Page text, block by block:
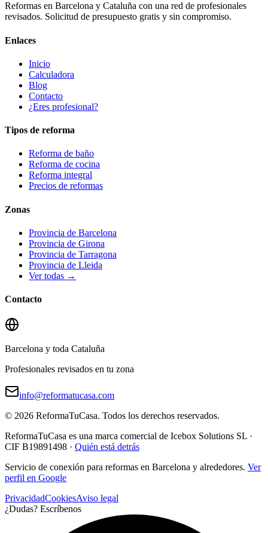
Reformas en Barcelona y Cataluña con una red de profesionales
revisados. Solicitud de presupuesto gratis y sin compromiso.
Enlaces
Inicio
Calculadora
Blog
Contacto
¿Eres profesional?
Tipos de reforma
Reforma de baño
Reforma de cocina
Reforma integral
Precios de reformas
Zonas
Provincia de Barcelona
Provincia de Girona
Provincia de Tarragona
Provincia de Lleida
Ver todas →
Contacto
Barcelona y toda Cataluña
Profesionales revisados en tu zona
info@reformatucasa.com
© 2026 ReformaTuCasa. Todos los derechos reservados.
ReformaTuCasa es una marca comercial de Icebox Solutions SL ·
CIF B19891498 · Quién está detrás
Servicio de conexión para reformas en Barcelona y alrededores. Ver
perfil en Google
PrivacidadCookiesAviso legal
¿Dudas? Escríbenos